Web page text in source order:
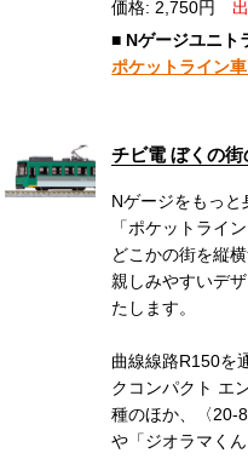
価格: 2,750円
■ Nゲージユニト
ポケットライン
チビ電 ぼくの
Nゲージをもっ
「ポケットライ
どこかの街を縦
親しみやすいデ
たします。
曲線線路R150を
クコンパクト エ
種のほか、〈20-
や「ジオラマく